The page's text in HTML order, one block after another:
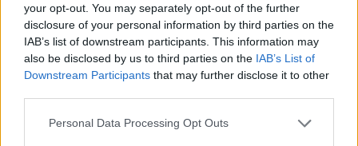
your opt-out. You may separately opt-out of the further
disclosure of your personal information by third parties on the
IAB’s list of downstream participants. This information may
also be disclosed by us to third parties on the IAB’s List of
Downstream Participants that may further disclose it to other
Personal Data Processing Opt Outs
Όταν ο πάπας Ανάκλητος πέθανε, το σώμα του
μεταφέρθηκε στο λόφο του Βατικανού και
τοποθετήθηκε κοντά σε εκείνο του πάπα
Πέτρου.Ο Ανάκλητος πέθανε το 92 μ.Χ., από
μαρτύρησε όπως και οι προκάτοχοί του.